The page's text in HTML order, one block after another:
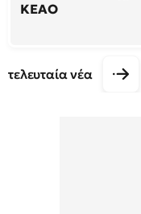
ΚΕΑΟ
τελευταία νέα